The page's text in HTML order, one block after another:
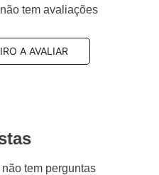
tem avaliações
A AVALIAR
tem perguntas